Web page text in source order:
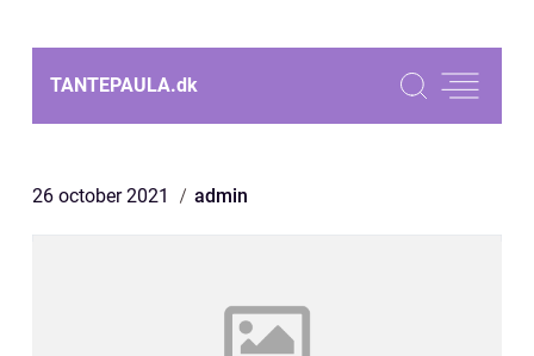
TANTEPAULA.dk
26 october 2021 admin